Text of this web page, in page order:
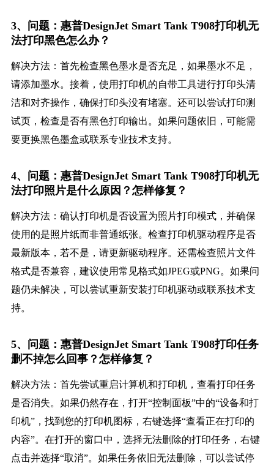
3、问题：惠普DesignJet Smart Tank T908打印机无
法打印黑色怎么办？
解决方法：首先检查黑色墨水是否充足，如果墨水不足，
请添加墨水。接着，使用打印机的自带工具进行打印头清
洁和对齐操作，确保打印头没有堵塞。还可以尝试打印测
试页，检查是否有黑色打印输出。如果问题依旧，可能需
要更换黑色墨盒或联系专业技术支持。
4、问题：惠普DesignJet Smart Tank T908打印机无
法打印照片是什么原因？怎样修复？
解决方法：确认打印机是否设置为照片打印模式，并确保
使用的是照片纸而非普通纸张。检查打印机驱动程序是否
最新版本，若不是，请更新驱动程序。还需检查照片文件
格式是否兼容，建议使用常见格式如JPEG或PNG。如果问
题仍未解决，可以尝试重新安装打印机驱动或联系技术支
持。
5、问题：惠普DesignJet Smart Tank T908打印任务
删不掉怎么回事？怎样修复？
解决方法：首先尝试重启计算机和打印机，查看打印任务
是否消失。如果仍然存在，打开“控制面板”中的“设备和打
印机”，找到您的打印机图标，右键选择“查看正在打印的
内容”。在打开的窗口中，选择无法删除的打印任务，右键
点击并选择“取消”。如果任务依旧无法删除，可以尝试停